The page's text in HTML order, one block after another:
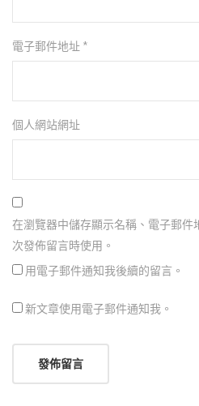
電子郵件地址 *
個人網站網址
在瀏覽器中儲存顯示名稱、電子郵件
次發佈留言時使用。
用電子郵件通知我後續的留言。
新文章使用電子郵件通知我。